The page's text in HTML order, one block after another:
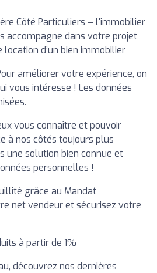
Côté Particuliers – l'immobilier
accompagne dans votre projet
location d’un bien immobilier
améliorer votre expérience, on
vous intéresse ! Les données
vous connaître et pouvoir
à nos côtés toujours plus
une solution bien connue et
personnelles !
grâce au Mandat
net vendeur et sécurisez votre
à partir de 1%
découvrez nos dernières